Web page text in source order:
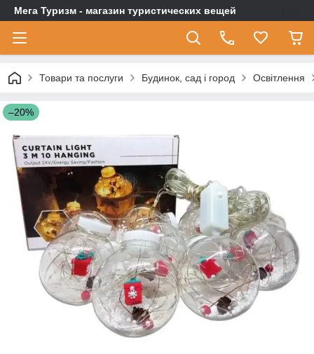
Мега Туризм - магазин туристических вещей
Товари та послуги Будинок, сад і город Освітлення
–20%